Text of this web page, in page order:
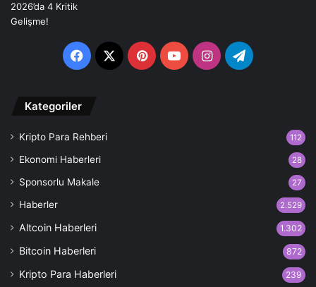
Facebook
X PinterestYouTubeInstagramTelegram
Kategoriler
Kripto Para Rehberi 112
Ekonomi Haberleri 28
Sponsorlu Makale 27
Haberler 2.529
Altcoin Haberleri 1.302
Bitcoin Haberleri 872
Kripto Para Haberleri 239